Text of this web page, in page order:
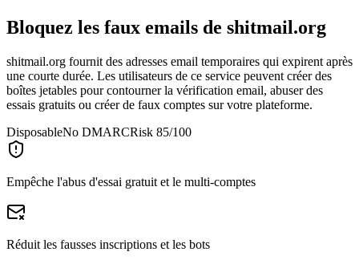
Bloquez les faux emails de shitmail.org
shitmail.org fournit des adresses email temporaires qui expirent après
une courte durée. Les utilisateurs de ce service peuvent créer des
boîtes jetables pour contourner la vérification email, abuser des
essais gratuits ou créer de faux comptes sur votre plateforme.
DisposableNo DMARCRisk 85/100
Empêche l'abus d'essai gratuit et le multi-comptes
Réduit les fausses inscriptions et les bots